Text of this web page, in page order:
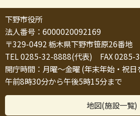
下野市役所
法人番号：6000020092169
〒329-0492 栃木県下野市笹原26番地
TEL 0285-32-8888(代表) FAX 0285-
開庁時間：月曜～金曜 (年末年始・祝日
午前8時30分から午後5時15分まで
地図(施設一覧)